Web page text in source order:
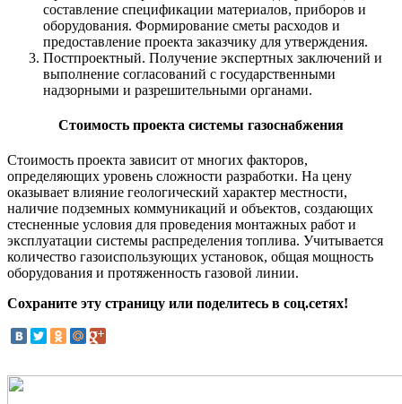
составление спецификации материалов, приборов и
оборудования. Формирование сметы расходов и
предоставление проекта заказчику для утверждения.
Постпроектный. Получение экспертных заключений и
выполнение согласований с государственными
надзорными и разрешительными органами.
Стоимость проекта системы газоснабжения
Стоимость проекта зависит от многих факторов,
определяющих уровень сложности разработки. На цену
оказывает влияние геологический характер местности,
наличие подземных коммуникаций и объектов, создающих
стесненные условия для проведения монтажных работ и
эксплуатации системы распределения топлива. Учитывается
количество газоиспользующих установок, общая мощность
оборудования и протяженность газовой линии.
Сохраните эту страницу или поделитесь в соц.сетях!